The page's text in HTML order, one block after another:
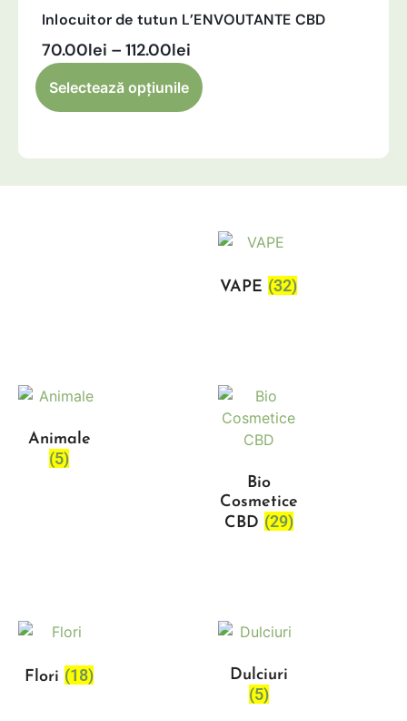
Inlocuitor de tutun L’ENVOUTANTE CBD
70.00lei – 112.00lei
Selectează opțiunile
VAPE (32)
Animale
(5)
Bio
Cosmetice
CBD (29)
Flori (18) Dulciuri
(5)